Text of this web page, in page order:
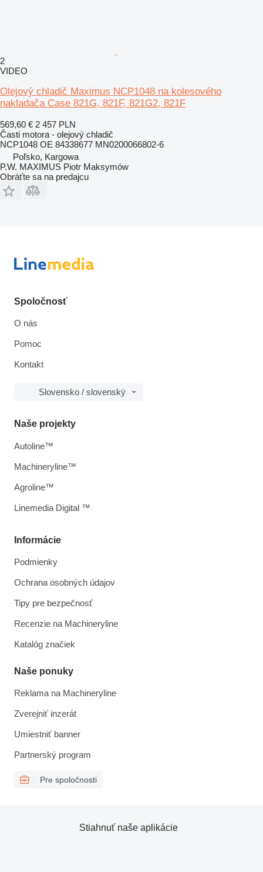
2
VIDEO
Olejový chladič Maximus NCP1048 na kolesového
nakladača Case 821G, 821F, 821G2, 821F
569,60 € 2 457 PLN
Časti motora - olejový chladič
NCP1048 OE 84338677 MN0200066802-6
Poľsko, Kargowa
P.W. MAXIMUS Piotr Maksymów
Obráťte sa na predajcu
Spoločnosť
O nás
Pomoc
Kontakt
Slovensko / slovenský
Informácie
Podmienky
Ochrana osobných údajov
Tipy pre bezpečnosť
Recenzie na Machineryline
Katalóg značiek
Naše ponuky
Reklama na Machineryline
Zverejniť inzerát
Umiestniť banner
Partnerský program
Pre spoločnosti
Naše projekty
Autoline™
Machineryline™
Agroline™
Linemedia Digital ™
Stiahnuť naše aplikácie